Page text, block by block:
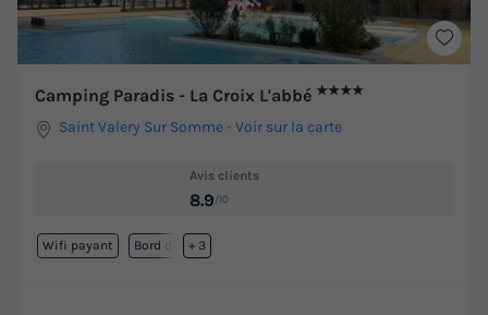
Camping Paradis - La Croix L'abbé ★★★★
Saint Valery Sur Somme -Voir sur la carte
Avis clients
8.9/10
Wifi payant Bord de mer
+ 3